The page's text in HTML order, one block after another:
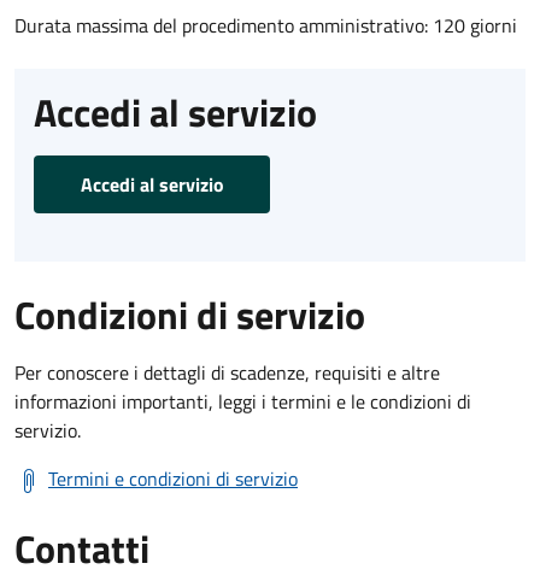
Durata massima del procedimento amministrativo: 120 giorni
Accedi al servizio
Accedi al servizio
Condizioni di servizio
Per conoscere i dettagli di scadenze, requisiti e altre
informazioni importanti, leggi i termini e le condizioni di
servizio.
Termini e condizioni di servizio
Contatti